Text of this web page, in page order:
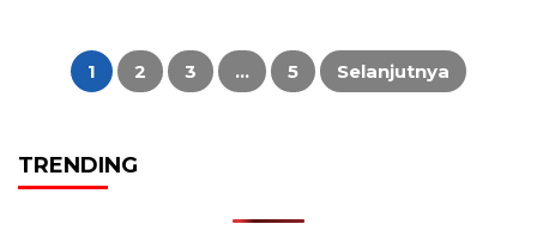
Paginasi
pos1 2 3 … 5 Selanjutnya
TRENDING